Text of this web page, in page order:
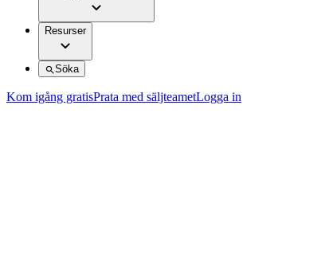
Resurser
Söka
Kom igång gratisPrata med säljteametLogga in